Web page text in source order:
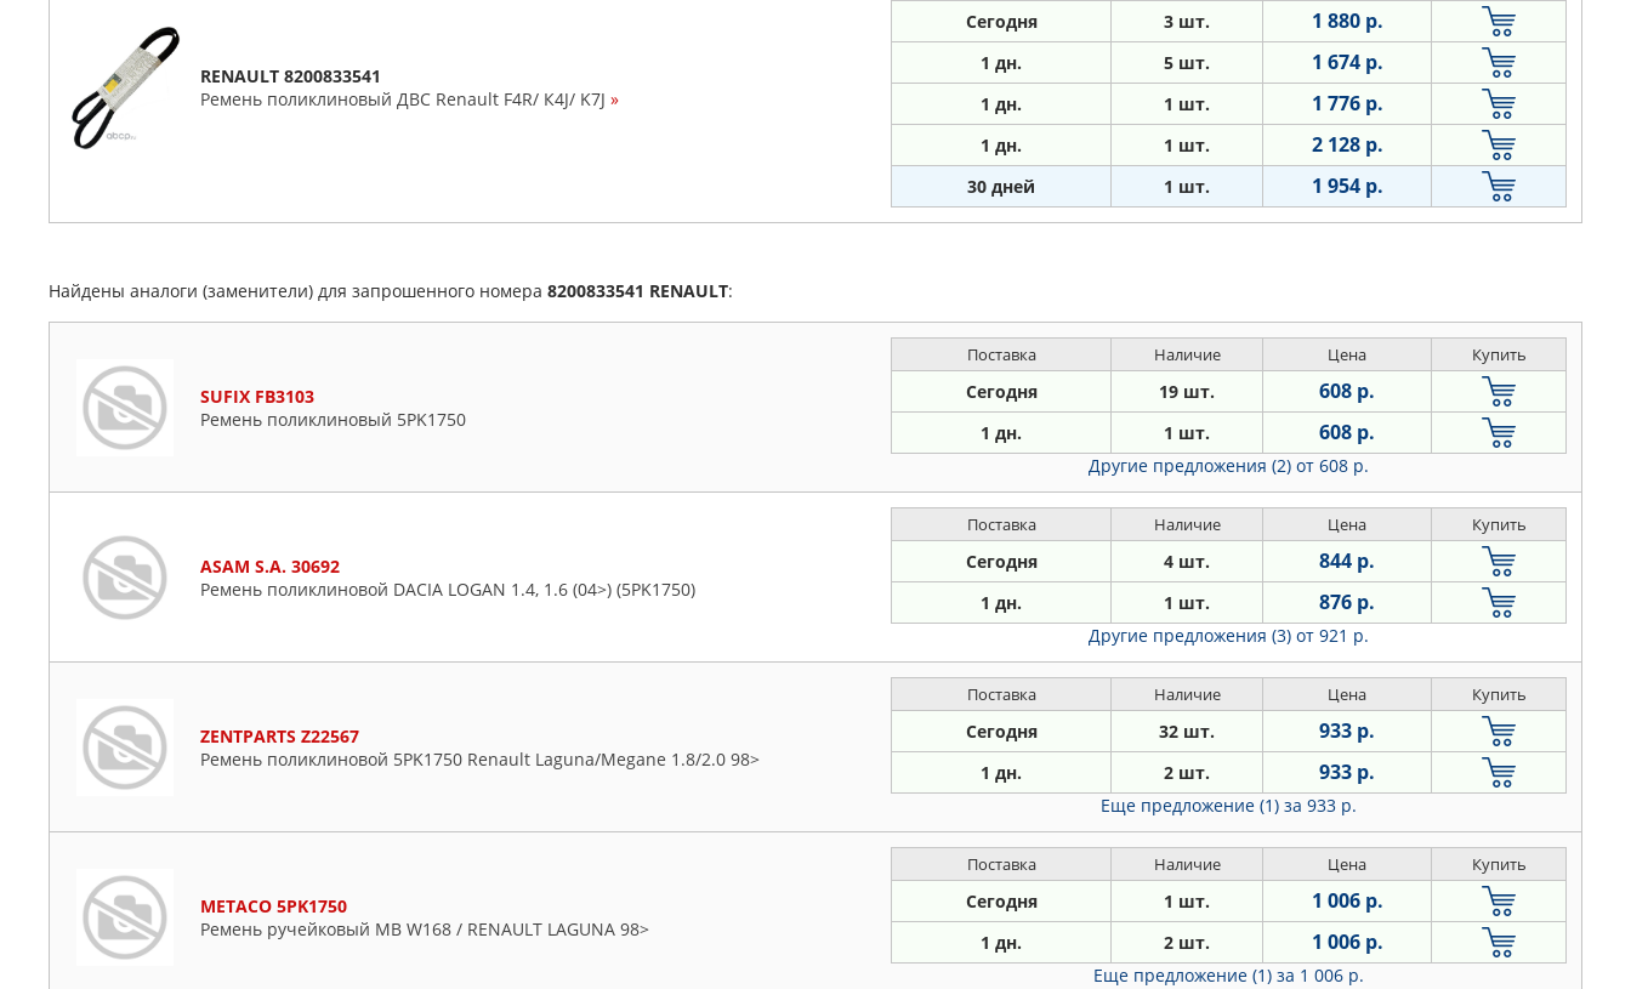
RENAULT 8200833541
Ремень поликлиновый ДВС Renault F4R/ К4J/ K7J »
Сегодня 3 шт. 1 880 р.
1 дн. 5 шт. 1 674 р.
1 дн. 1 шт. 1 776 р.
1 дн. 1 шт. 2 128 р.
30 дней 1 шт. 1 954 р.
Найдены аналоги (заменители) для запрошенного номера 8200833541 RENAULT:
SUFIX FB3103
Ремень поликлиновый 5PK1750
Поставка Наличие Цена Купить
Сегодня 19 шт. 608 р.
1 дн. 1 шт. 608 р.
Другие предложения (2) от 608 р.
ASAM S.A. 30692
Ремень поликлиновой DACIA LOGAN 1.4, 1.6 (04>) (5PK1750)
Поставка Наличие Цена Купить
Сегодня 4 шт. 844 р.
1 дн. 1 шт. 876 р.
Другие предложения (3) от 921 р.
ZENTPARTS Z22567
Ремень поликлиновой 5PK1750 Renault Laguna/Megane 1.8/2.0 98>
Поставка Наличие Цена Купить
Сегодня 32 шт. 933 р.
1 дн. 2 шт. 933 р.
Еще предложение (1) за 933 р.
METACO 5PK1750
Ремень ручейковый MB W168 / RENAULT LAGUNA 98>
Поставка Наличие Цена Купить
Сегодня 1 шт. 1 006 р.
1 дн. 2 шт. 1 006 р.
Еще предложение (1) за 1 006 р.